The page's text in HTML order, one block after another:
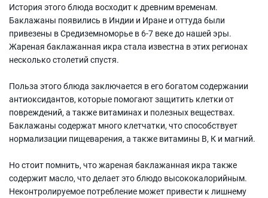
История этого блюда восходит к древним временам.
Баклажаны появились в Индии и Иране и оттуда были
привезены в Средиземноморье в 6-7 веке до нашей эры.
Жареная баклажанная икра стала известна в этих регионах
несколько столетий спустя.
Польза этого блюда заключается в его богатом содержании
антиоксидантов, которые помогают защитить клетки от
повреждений, а также витаминах и полезных веществах.
Баклажаны содержат много клетчатки, что способствует
нормализации пищеварения, а также витамины В, К и магний.
Но стоит помнить, что жареная баклажанная икра также
содержит масло, что делает это блюдо высококалорийным.
Неконтролируемое потребление может привести к лишнему